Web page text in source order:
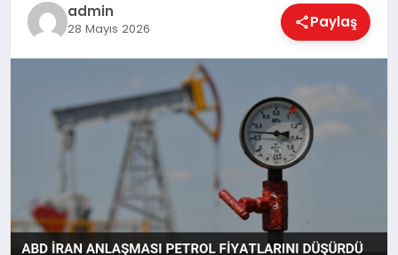
EKONOMI
SPOR
admin
28 Mayıs 2026 Paylaş